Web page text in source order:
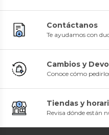
Contáctanos
Te ayudamos con
Cambios y
Conoce cómo
Tiendas y
Revisa dónde están